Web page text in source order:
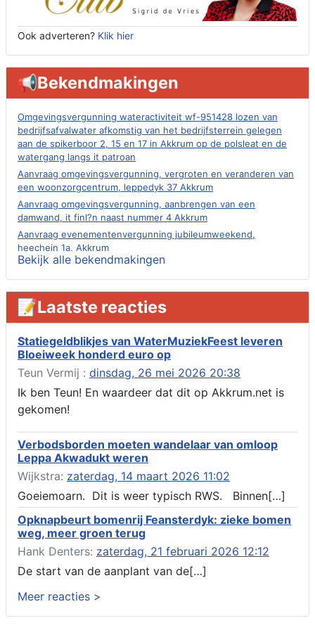
Ook adverteren? Klik hier
📢Bekendmakingen
Omgevingsvergunning wateractiviteit wf-951428 lozen van
bedrijfsafvalwater afkomstig van het bedrijfsterrein gelegen
aan de spikerboor 2, 15 en 17 in Akkrum op de polsleat en de
watergang langs it patroan
Aanvraag omgevingsvergunning, vergroten en veranderen van
een woonzorgcentrum, leppedyk 37 Akkrum
Aanvraag omgevingsvergunning, aanbrengen van een
damwand, it finl?n naast nummer 4 Akkrum
Aanvraag evenementenvergunning jubileumweekend,
heechein 1a, Akkrum
Verlening omgevingsvergunning, tijdelijk gebruik openbare
ruimte 02-10 t/m 02-11-2026, sitadel voor nr 6 te Akkrum
Aanvraag omgevingsvergunning, tijdelijk gebruik openbare
ruimte 02-10 t/m 02-11-2026, sitadel voor nr 6 te Akkrum
Verlenging beslistermijn aanvraag omgevingsvergunning,
heechein 28, 8491 em Akkrum
Aanvraag omgevingsvergunning, veranderen van een woning
(voordeur en dakkapel), boarnsterdyk 75 Akkrum
aanbrengen van asfalt t.b.v. onderhoud fietspad t.h.v
boarnsterdyk, Akkrum
Verlening ontheffing geluid, boarnsw?l Akkrum
Kennisgeving vergunningaanvraag voor het -bouwwerken,
werken en objecten in of bij een oppervlaktewaterlichaam, niet
zijnde de noordzee, of waterkering in beheer bij het rijk te
Akkrum
Verlening omgevingsvergunning, veranderen van twee
bruggen (renovatie), ljouwerterdyk nabij nummer 6 Akkrum
Verlening ontheffing geluid, heechein Akkrum
Melding milieubelastende activiteit aanleggen gesloten
bodemenergiesysteem, it weidl?n 14, 8491 da Akkrum
Omgevingsvergunning wateractiviteit wf-999662 aanleggen
Bekijk alle bekendmakingen
📝Laatste reacties
Statiegeldblikjes van WaterMuziekFeest leveren
Bloeiweek honderd euro op
Teun Vermij : dinsdag, 26 mei 2026 20:38
Ik ben Teun! En waardeer dat dit op Akkrum.net is
gekomen!
Verbodsborden moeten wandelaar van omloop
Leppa Akwadukt weren
Wijkstra: zaterdag, 14 maart 2026 11:02
Goeiemoarn. Dit is weer typisch RWS. Binnen[…]
Opknapbeurt bomenrij Feansterdyk: zieke bomen
weg, meer groen terug
Hank Denters: zaterdag, 21 februari 2026 12:12
De start van de aanplant van de[…]
Meer reacties >